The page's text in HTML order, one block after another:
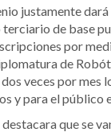
justamente
de base
por
de
veces por mes
y para el público
que se